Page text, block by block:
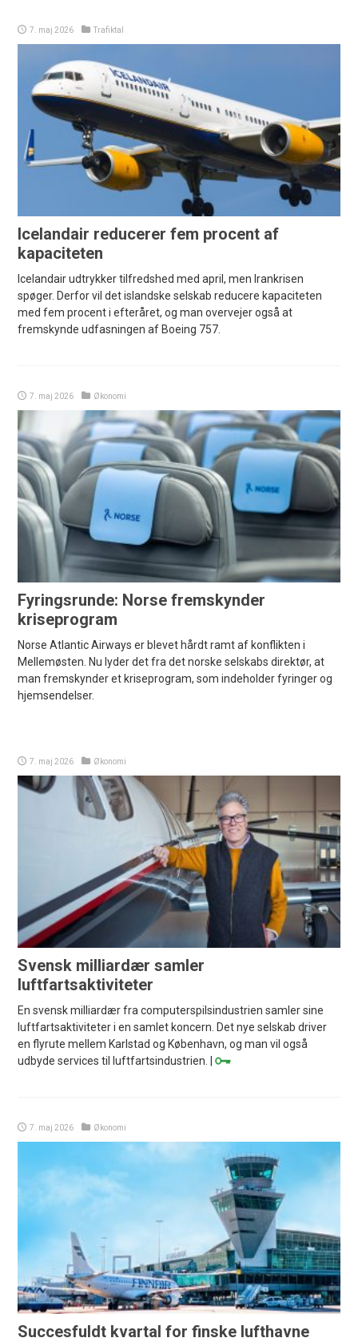
7. maj 2026 Trafiktal
Icelandair reducerer fem procent af
kapaciteten
Icelandair udtrykker tilfredshed med april, men Irankrisen
spøger. Derfor vil det islandske selskab reducere kapaciteten
med fem procent i efteråret, og man overvejer også at
fremskynde udfasningen af Boeing 757.
7. maj 2026 Økonomi
Fyringsrunde: Norse fremskynder
kriseprogram
Norse Atlantic Airways er blevet hårdt ramt af konflikten i
Mellemøsten. Nu lyder det fra det norske selskabs direktør, at
man fremskynder et kriseprogram, som indeholder fyringer og
hjemsendelser.
7. maj 2026 Økonomi
Svensk milliardær samler
luftfartsaktiviteter
En svensk milliardær fra computerspilsindustrien samler sine
luftfartsaktiviteter i en samlet koncern. Det nye selskab driver
en flyrute mellem Karlstad og København, og man vil også
udbyde services til luftfartsindustrien. |
7. maj 2026 Økonomi
Succesfuldt kvartal for finske lufthavne